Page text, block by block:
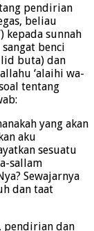
pendirian
beliau
kepada sunnah
benci
buta) dan
‘alaihi wa-
tentang
yang akan
aku
sesuatu
sallam
Sewajarnya
dan taat
pendirian dan